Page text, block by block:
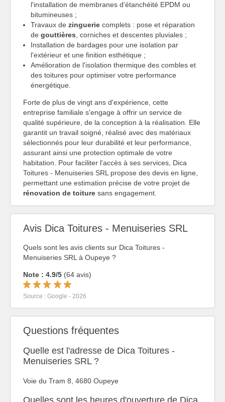
l'installation de membranes d'étanchéité EPDM ou
bitumineuses ;
Travaux de zinguerie complets : pose et réparation
de gouttières , corniches et descentes pluviales ;
Installation de bardages pour une isolation par
l'extérieur et une finition esthétique ;
Amélioration de l'isolation thermique des combles et
des toitures pour optimiser votre performance
énergétique.
Forte de plus de vingt ans d'expérience, cette
entreprise familiale s'engage à offrir un service de
qualité supérieure, de la conception à la réalisation. Elle
garantit un travail soigné, réalisé avec des matériaux
sélectionnés pour leur durabilité et leur performance,
assurant ainsi une protection optimale de votre
habitation. Pour faciliter l'accès à ses services, Dica
Toitures - Menuiseries SRL propose des devis en ligne,
permettant une estimation précise de votre projet de
rénovation de toiture sans engagement.
Avis Dica Toitures - Menuiseries SRL
Quels sont les avis clients sur Dica Toitures -
Menuiseries SRL à Oupeye ?
Note : 4.9/5 (64 avis)
Source : Google - 2026
Questions fréquentes
Quelle est l'adresse de Dica Toitures -
Menuiseries SRL ?
Voie du Tram 8, 4680 Oupeye
Quelles sont les heures d'ouverture de Dica